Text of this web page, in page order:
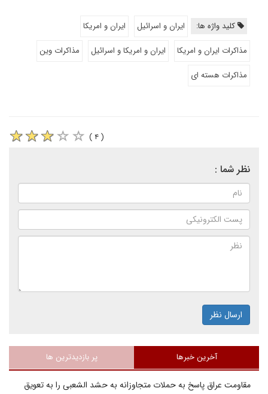
کلید واژه ها: ایران و اسرائیل
ایران و امریکا
مذاکرات ایران و امریکا
ایران و امریکا و اسرائیل
مذاکرات وین
مذاکرات هسته ای
( ۴ )
نظر شما :
ارسال نظر
آخرین خبرها پر بازدیدترین ها
مقاومت عراق پاسخ به حملات متجاوزانه به حشد الشعبی را به تعویق